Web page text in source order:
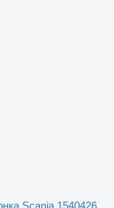
Scania 1540426